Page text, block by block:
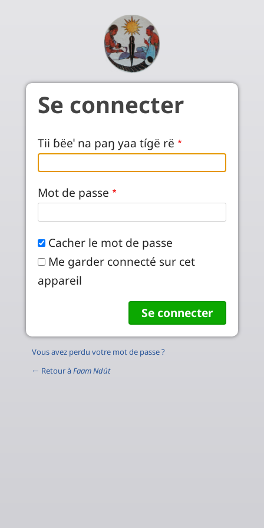
Se connecter
Tii ɓëeˈ na paŋ yaa tígë rë
Mot de passe
Cacher le mot de passe
Me garder connecté sur cet
appareil
Vous avez perdu votre mot de passe ?
← Retour àFaam Ndút